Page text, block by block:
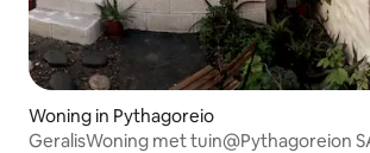
Woning in Pythagoreio
GeralisWoning met tuin@Pythagoreion